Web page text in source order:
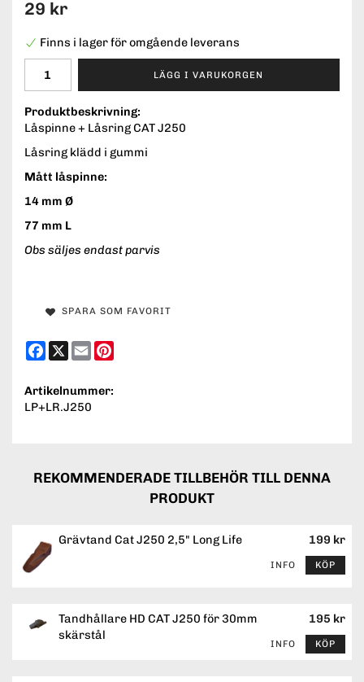
29 kr
Finns i lager för omgående leverans
LÄGG I VARUKORGEN
Produktbeskrivning:
Låspinne + Låsring CAT J250
Låsring klädd i gummi
Mått låspinne:
14 mm Ø
77 mm L
Obs säljes endast parvis
SPARA SOM FAVORIT
Facebook
X Email
Artikelnummer:
LP+LR.J250
REKOMMENDERADE TILLBEHÖR TILL DENNA
PRODUKT
Grävtand Cat J250 2,5" Long Life 199 kr
INFO KÖP
Tandhållare HD CAT J250 för 30mm
skärstål
195 kr
INFO KÖP